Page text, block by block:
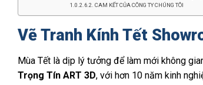
CAM KẾT CỦA CÔNG TY CHÚNG TÔI
Vẽ Tranh Kính Tết
Mùa Tết là dịp lý tưởng để làm mới không
Trọng Tín ART 3D, với hơn 10 năm kinh